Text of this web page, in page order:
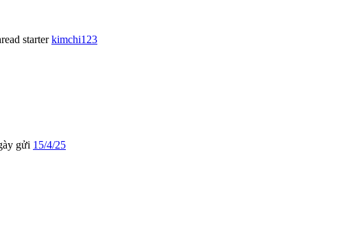
starter kimchi123
gửi 15/4/25